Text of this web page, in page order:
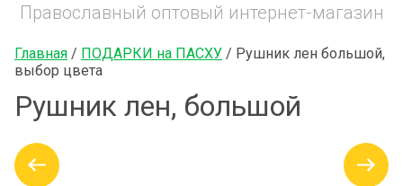
Православный оптовый интернет-магазин
Главная / ПОДАРКИ на ПАСХУ / Рушник лен большой,
выбор цвета
Рушник лен, большой